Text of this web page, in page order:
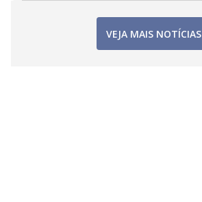
VEJA MAIS NOTÍCIAS